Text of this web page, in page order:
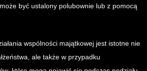
być ustalony polubownie lub z pomocą
wspólności majątkowej jest istotne nie
ale także w przypadku